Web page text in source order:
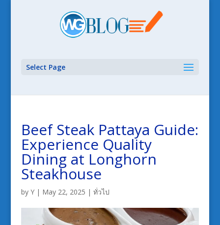
Select Page
Beef Steak Pattaya Guide:
Experience Quality
Dining at Longhorn
Steakhouse
by Y| May 22, 2025 | ทั่วไป